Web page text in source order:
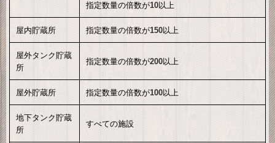
指定数量の倍数が10以上
屋内貯蔵所 指定数量の倍数が150以上
屋外タンク貯蔵
所
指定数量の倍数が200以上
屋外貯蔵所 指定数量の倍数が100以上
地下タンク貯蔵
所
すべての施設